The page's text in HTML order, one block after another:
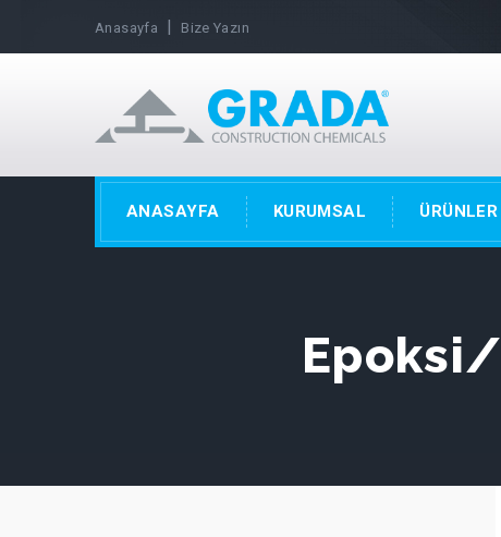
Anasayfa | Bize Yazın
ANASAYFA KURUMSAL ÜRÜNLER